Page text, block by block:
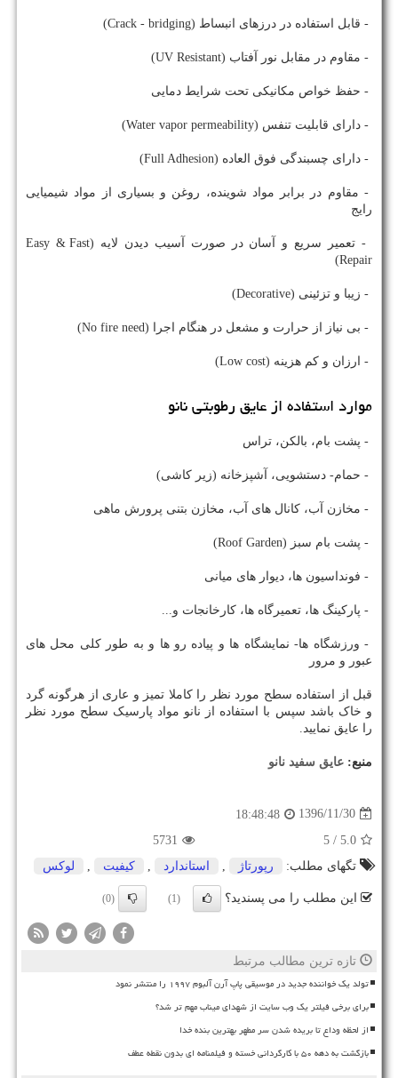
- قابل استفاده در درزهای انبساط (Crack - bridging)
- مقاوم در مقابل نور آفتاب (UV Resistant)
- حفظ خواص مکانیکی تحت شرایط دمایی
- دارای قابلیت تنفس (Water vapor permeability)
- دارای چسبندگی فوق العاده (Full Adhesion)
- مقاوم در برابر مواد شوینده، روغن و بسیاری از مواد شیمیایی
رایج
- تعمیر سریع و آسان در صورت آسیب دیدن لایه (Easy & Fast
Repair)
- زیبا و تزئینی (Decorative)
- بی نیاز از حرارت و مشعل در هنگام اجرا (No fire need)
- ارزان و کم هزینه (Low cost)
موارد استفاده از عایق رطوبتی نانو
- پشت بام، بالکن، تراس
- حمام- دستشویی، آشپزخانه (زیر کاشی)
- مخازن آب، کانال های آب، مخازن بتنی پرورش ماهی
- پشت بام سبز (Roof Garden)
- فونداسیون ها، دیوار های میانی
- پارکینگ ها، تعمیرگاه ها، کارخانجات و...
- ورزشگاه ها- نمایشگاه ها و پیاده رو ها و به طور کلی محل های
عبور و مرور
قبل از استفاده سطح مورد نظر را کاملا تمیز و عاری از هرگونه گرد
و خاک باشد سپس با استفاده از نانو مواد پارسیک سطح مورد نظر
را عایق نمایید.
منبع: عایق سفید نانو
1396/11/30
18:48:48
5.0
/ 5
5731
تگهای مطلب:
رپورتاژ استاندارد كیفیت لوكس
این مطلب را می پسندید؟ (1)
(0)
تازه ترین مطالب مرتبط
تولد یک خواننده جدید در موسیقی پاپ آرن آلبوم ۱۹۹۷ را منتشر نمود
برای برخی فیلتر یک وب سایت از شهدای میناب مهم تر شد؟
از لحظه وداع تا بریده شدن سر مطهر بهترین بنده خدا
بازگشت به دهه ۵۰ با کارگردانی خسته و فیلمنامه ای بدون نقطه عطف